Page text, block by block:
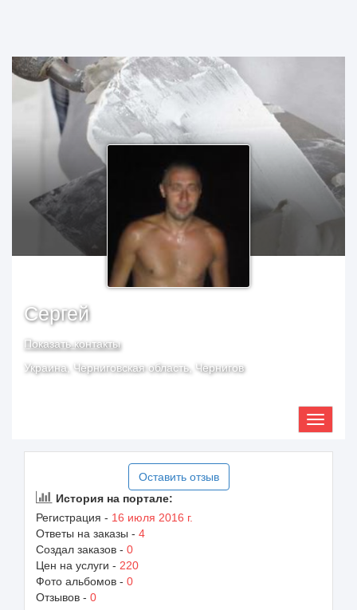
Сергей
Показать контакты
Украина, Черниговская область, Чернигов
Оставить отзыв
История на портале:
Регистрация - 16 июля 2016 г.
Ответы на заказы - 4
Создал заказов - 0
Цен на услуги - 220
Фото альбомов - 0
Отзывов - 0